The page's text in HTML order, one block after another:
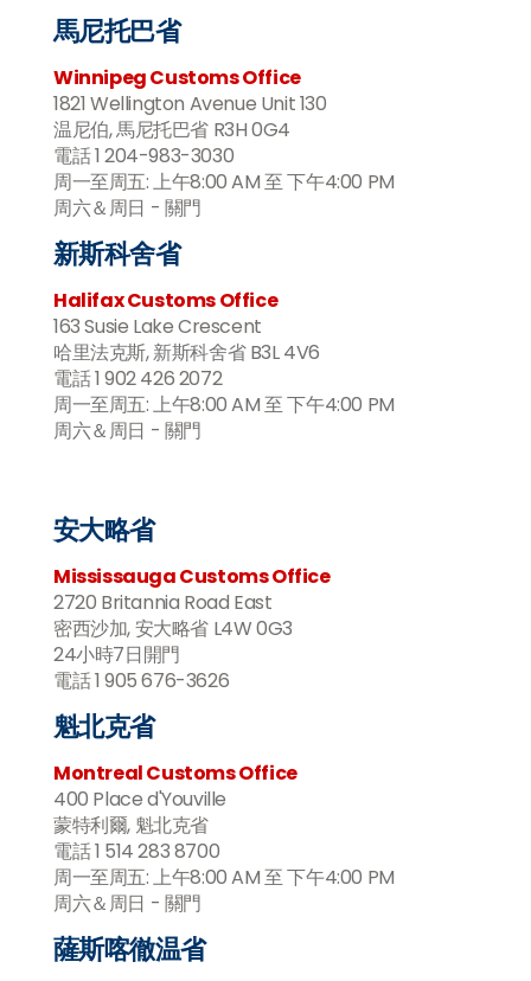
馬尼托巴省
Winnipeg Customs Office
1821 Wellington Avenue Unit 130
温尼伯, 馬尼托巴省 R3H 0G4
電話 1 204-983-3030
周一至周五: 上午8:00 AM 至 下午4:00 PM
周六＆周日 - 關門
新斯科舍省
Halifax Customs Office
163 Susie Lake Crescent
哈里法克斯, 新斯科舍省 B3L 4V6
電話 1 902 426 2072
周一至周五: 上午8:00 AM 至 下午4:00 PM
周六＆周日 - 關門
安大略省
Mississauga Customs Office
2720 Britannia Road East
密西沙加, 安大略省 L4W 0G3
24小時7日開門
電話 1 905 676-3626
魁北克省
Montreal Customs Office
400 Place d'Youville
蒙特利爾, 魁北克省
電話 1 514 283 8700
周一至周五: 上午8:00 AM 至 下午4:00 PM
周六＆周日 - 關門
薩斯喀徹温省